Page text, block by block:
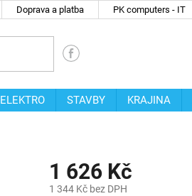
Doprava a platba PK computers - IT
ELEKTRO STAVBY KRAJINA
1 626 Kč
1 344 Kč bez DPH